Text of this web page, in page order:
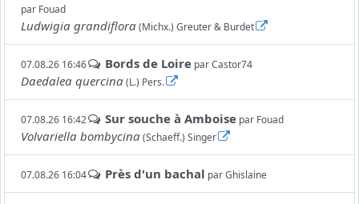
par Fouad
Ludwigia grandiflora(Michx.) Greuter & Burdet
07.08.26 16:46 Bords de Loire parCastor74
Daedalea quercina(L.) Pers.
07.08.26 16:42 Sur souche à Amboise par Fouad
Volvariella bombycina(Schaeff.) Singer
07.08.26 16:04 Près d'un bachal parGhislaine